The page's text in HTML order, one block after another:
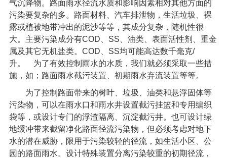
气沉降物。路面雨水径流水质和影响因素相对其他方面的
污染要复杂的多。路面材料、汽车排泄物，生活垃圾、裸
露或植被地带冲出的泥沙等等，其成分复杂，随机性很
大。主要污染成分有COD SS 、油类、表面活性剂、重金
属及其它无机盐类。 COD SS均可能高达数千毫克/
升。 为了有效控制雨水的水质，我们就必须采取一些措
施，如；路面雨水截污装置、初期雨水弃流装置等等。
为了控制路面带来的树叶、垃圾、油类和悬浮固体等
污染物，可以在雨水口和雨水井设置截污挂篮和专用编织
袋等，或设计专门的浮渣隔离、沉淀截污井。也可设计绿
地缓冲带来截留净化路面径流污染物，但必须考虑对地下
水的潜在威胁，限用于污染较轻的径流，如生活小区、公
园的路面雨水。设计特殊装置分离污染较重的初期径流，